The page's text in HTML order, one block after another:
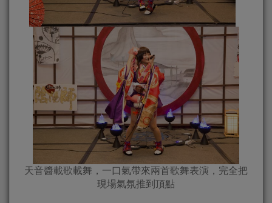
天音醬載歌載舞，一口氣帶來兩首歌舞表演，完全把
現場氣氛推到頂點